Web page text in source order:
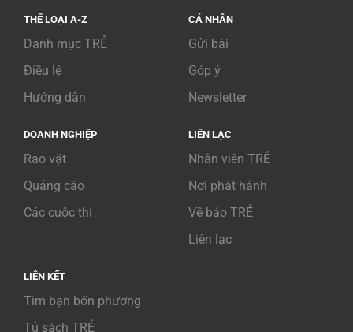
THỂ LOẠI A-Z
Danh mục TRẺ
Điều lệ
Hướng dẫn
CÁ NHÂN
Gửi bài
Góp ý
Newsletter
DOANH NGHIỆP
Rao vặt
Quảng cáo
Các cuộc thi
LIÊN LẠC
Nhân viên TRẺ
Nơi phát hành
Về báo TRẺ
Liên lạc
LIÊN KẾT
Tìm bạn bốn phương
Tủ sách TRẺ